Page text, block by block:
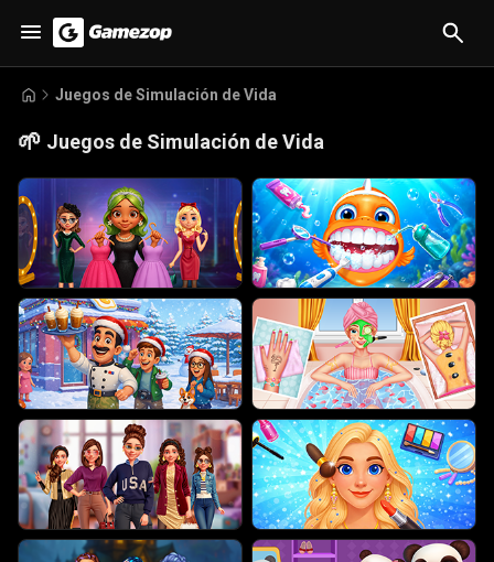
Juegos de Simulación de Vida
🌱 Juegos de Simulación de Vida